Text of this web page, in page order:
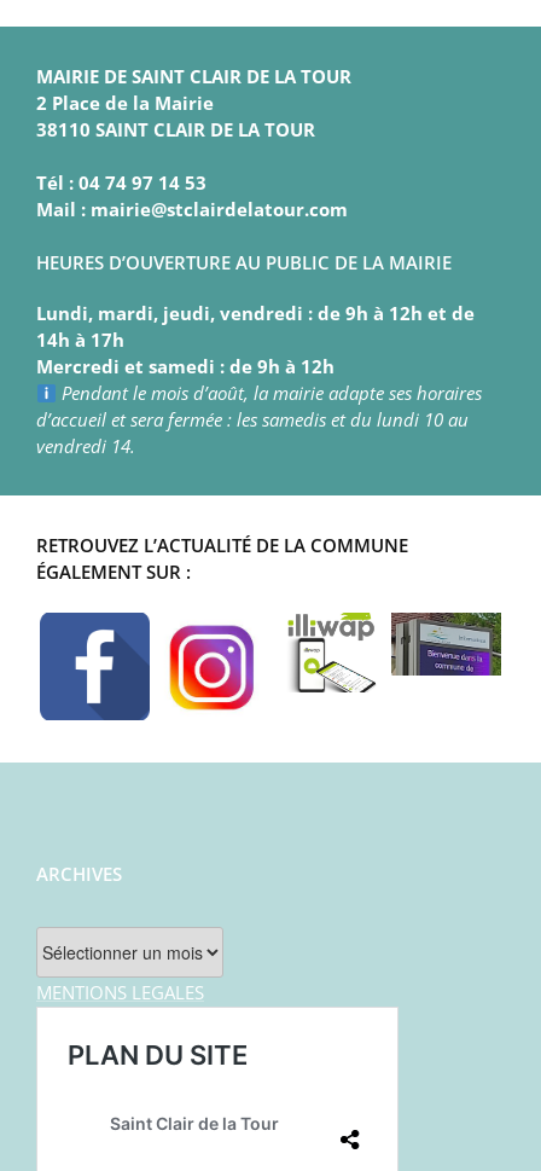
MAIRIE DE SAINT CLAIR DE LA TOUR
2 Place de la Mairie
38110 SAINT CLAIR DE LA TOUR
Tél : 04 74 97 14 53
Mail : mairie@stclairdelatour.com
HEURES D’OUVERTURE AU PUBLIC DE LA MAIRIE
Lundi, mardi, jeudi, vendredi : de 9h à 12h et de
14h à 17h
Mercredi et samedi : de 9h à 12h
Pendant le mois d’août, la mairie adapte ses horaires
d’accueil et sera fermée : les samedis et du lundi 10 au
vendredi 14.
RETROUVEZ L’ACTUALITÉ DE LA COMMUNE
ÉGALEMENT SUR :
ARCHIVES
Archives
MENTIONS LEGALES